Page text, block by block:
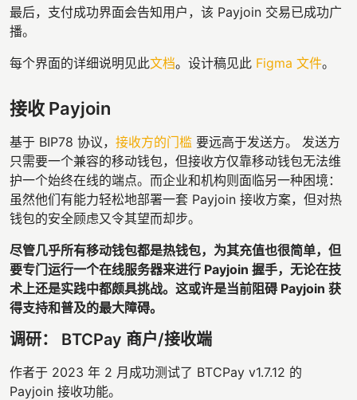
最后，支付成功界面会告知用户，该 Payjoin 交易已成功广
播。
每个界面的详细说明见此文档。设计稿见此 Figma 文件。
接收 Payjoin
基于 BIP78 协议， 接收方的门槛 要远高于发送方。 发送方
只需要一个兼容的移动钱包，但接收方仅靠移动钱包无法维
护一个始终在线的端点。而企业和机构则面临另一种困境：
虽然他们有能力轻松地部署一套 Payjoin 接收方案，但对热
钱包的安全顾虑又令其望而却步。
尽管几乎所有移动钱包都是热钱包，为其充值也很简单，但
要专门运行一个在线服务器来进行 Payjoin 握手，无论在技
术上还是实践中都颇具挑战。这或许是当前阻碍 Payjoin 获
得支持和普及的最大障碍。
调研： BTCPay 商户/接收端
作者于 2023 年 2 月成功测试了 BTCPay v1.7.12 的
Payjoin 接收功能。